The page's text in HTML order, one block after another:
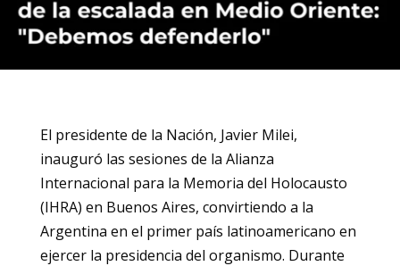
El presidente de la Nación, Javier Milei,
inauguró las sesiones de la Alianza
Internacional para la Memoria del Holocausto
(IHRA) en Buenos Aires, convirtiendo a la
Argentina en el primer país latinoamericano en
ejercer la presidencia del organismo. Durante